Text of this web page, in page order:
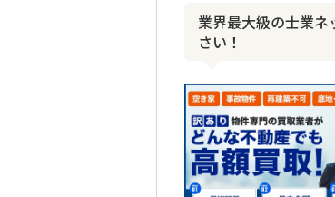
業界最大級の士業
さい！